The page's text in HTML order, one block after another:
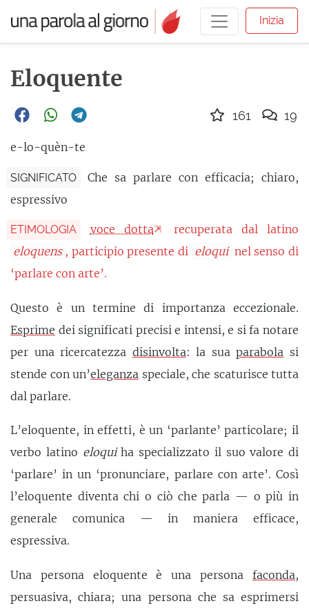
Inizia
Eloquente
e-lo-quèn-te
SIGNIFICATO
Che sa parlare con efficacia; chiaro,
espressivo
ETIMOLOGIA voce dotta
recuperata dal latino
eloquens , participio presente di eloqui nel senso di
‘parlare con arte’.
Questo è un termine di importanza eccezionale.
Esprime dei significati precisi e intensi, e si fa notare
per una ricercatezza disinvolta: la suaparabola si
stende con un’eleganza speciale, che scaturisce tutta
dal parlare.
L’eloquente, in effetti, è un ‘parlante’ particolare; il
verbo latino eloquiha specializzato il suo valore di
‘parlare’ in un ‘pronunciare, parlare con arte’. Così
l’eloquente diventa chi o ciò che parla — o più in
generale comunica — in maniera efficace,
espressiva.
Una persona eloquente è una persona faconda,
persuasiva, chiara; una persona che sa esprimersi
161 19